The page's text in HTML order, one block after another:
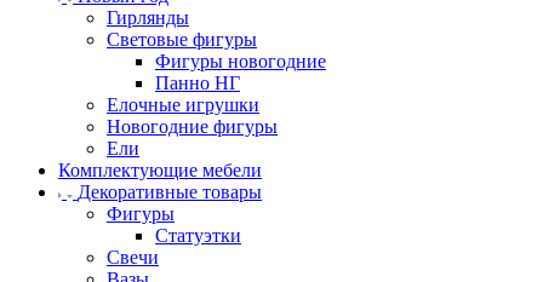
Гирлянды
Световые фигуры
Фигуры новогодние
Панно НГ
Елочные игрушки
Новогодние фигуры
Ели
Комплектующие мебели
Декоративные товары
Фигуры
Статуэтки
Свечи